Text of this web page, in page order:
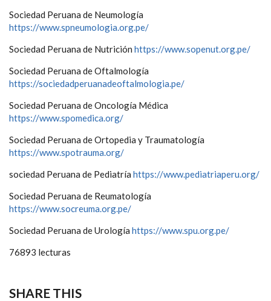
Sociedad Peruana de Neumología
https://www.spneumologia.org.pe/
Sociedad Peruana de Nutrición https://www.sopenut.org.pe/
Sociedad Peruana de Oftalmología
https://sociedadperuanadeoftalmologia.pe/
Sociedad Peruana de Oncología Médica
https://www.spomedica.org/
Sociedad Peruana de Ortopedia y Traumatología
https://www.spotrauma.org/
sociedad Peruana de Pediatría https://www.pediatriaperu.org/
Sociedad Peruana de Reumatología
https://www.socreuma.org.pe/
Sociedad Peruana de Urología https://www.spu.org.pe/
76893 lecturas
SHARE THIS